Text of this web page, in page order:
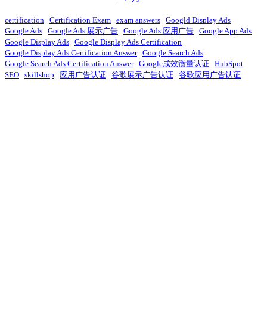
certification Certification Exam exam answers Googld Display Ads
Google Ads Google Ads 展示广告 Google Ads 应用广告 Google App Ads
Google Display Ads Google Display Ads Certification
Google Display Ads Certification Answer Google Search Ads
Google Search Ads Certification Answer Google成效衡量认证 HubSpot
SEO skillshop 应用广告认证 谷歌展示广告认证 谷歌应用广告认证